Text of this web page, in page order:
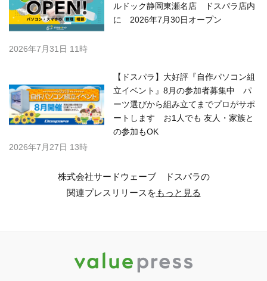
ルドック静岡東瀬名店 ドスパラ店内
に 2026年7月30日オープン
2026年7月31日 11時
【ドスパラ】大好評『自作パソコン組
立イベント』8月の参加者募集中 パ
ーツ選びから組み立てまでプロがサポ
ートします お1人でも 友人・家族と
の参加もOK
2026年7月27日 13時
株式会社サードウェーブ ドスパラの
関連プレスリリースをもっと見る